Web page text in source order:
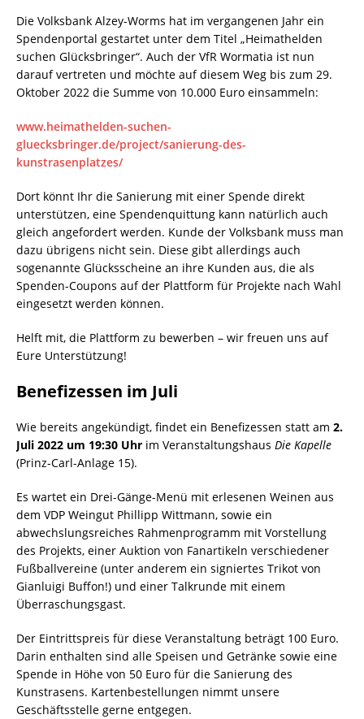
Die Volksbank Alzey-Worms hat im vergangenen Jahr ein
Spendenportal gestartet unter dem Titel „Heimathelden
suchen Glücksbringer“. Auch der VfR Wormatia ist nun
darauf vertreten und möchte auf diesem Weg bis zum 29.
Oktober 2022 die Summe von 10.000 Euro einsammeln:
www.heimathelden-suchen-
gluecksbringer.de/project/sanierung-des-
kunstrasenplatzes/
Dort könnt Ihr die Sanierung mit einer Spende direkt
unterstützen, eine Spendenquittung kann natürlich auch
gleich angefordert werden. Kunde der Volksbank muss man
dazu übrigens nicht sein. Diese gibt allerdings auch
sogenannte Glücksscheine an ihre Kunden aus, die als
Spenden-Coupons auf der Plattform für Projekte nach Wahl
eingesetzt werden können.
Helft mit, die Plattform zu bewerben – wir freuen uns auf
Eure Unterstützung!
Benefizessen im Juli
Wie bereits angekündigt, findet ein Benefizessen statt am 2.
Juli 2022 um 19:30 Uhr im Veranstaltungshaus Die Kapelle
(Prinz-Carl-Anlage 15).
Es wartet ein Drei-Gänge-Menü mit erlesenen Weinen aus
dem VDP Weingut Phillipp Wittmann, sowie ein
abwechslungsreiches Rahmenprogramm mit Vorstellung
des Projekts, einer Auktion von Fanartikeln verschiedener
Fußballvereine (unter anderem ein signiertes Trikot von
Gianluigi Buffon!) und einer Talkrunde mit einem
Überraschungsgast.
Der Eintrittspreis für diese Veranstaltung beträgt 100 Euro.
Darin enthalten sind alle Speisen und Getränke sowie eine
Spende in Höhe von 50 Euro für die Sanierung des
Kunstrasens. Kartenbestellungen nimmt unsere
Geschäftsstelle gerne entgegen.